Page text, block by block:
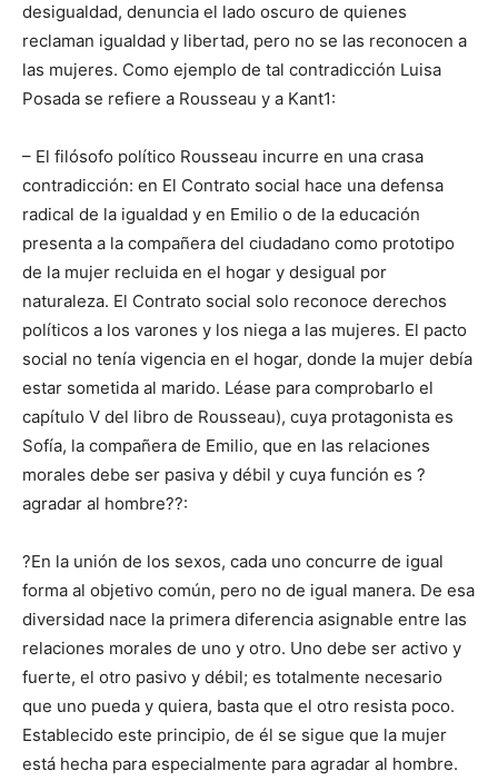
desigualdad, denuncia el lado oscuro de quienes
reclaman igualdad y libertad, pero no se las reconocen a
las mujeres. Como ejemplo de tal contradicción Luisa
Posada se refiere a Rousseau y a Kant1:
– El filósofo político Rousseau incurre en una crasa
contradicción: en El Contrato social hace una defensa
radical de la igualdad y en Emilio o de la educación
presenta a la compañera del ciudadano como prototipo
de la mujer recluida en el hogar y desigual por
naturaleza. El Contrato social solo reconoce derechos
políticos a los varones y los niega a las mujeres. El pacto
social no tenía vigencia en el hogar, donde la mujer debía
estar sometida al marido. Léase para comprobarlo el
capítulo V del libro de Rousseau), cuya protagonista es
Sofía, la compañera de Emilio, que en las relaciones
morales debe ser pasiva y débil y cuya función es ?
agradar al hombre??:
?En la unión de los sexos, cada uno concurre de igual
forma al objetivo común, pero no de igual manera. De esa
diversidad nace la primera diferencia asignable entre las
relaciones morales de uno y otro. Uno debe ser activo y
fuerte, el otro pasivo y débil; es totalmente necesario
que uno pueda y quiera, basta que el otro resista poco.
Establecido este principio, de él se sigue que la mujer
está hecha para especialmente para agradar al hombre.